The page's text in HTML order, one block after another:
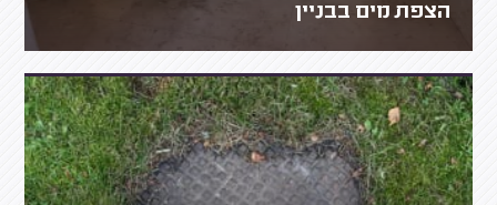
הצפת מים בבניין